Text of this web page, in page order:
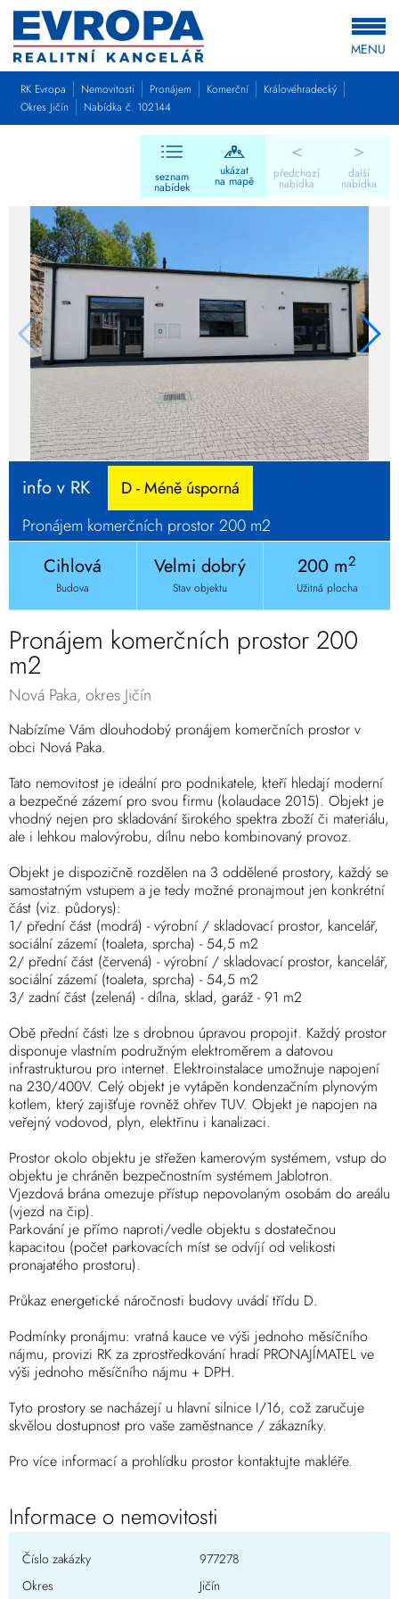
MENU
RK Evropa Nemovitosti Pronájem Komerční
Královéhradecký
Okres Jičín
Nabídka č. 102144
<
předchozí
nabídka
seznam
nabídek
ukázat
na mapě
>
další
nabídka
info v RK
D - Méně úsporná
Pronájem komerčních prostor 200 m2
Cihlová
Budova
Velmi dobrý
Stav objektu
200 m2
Užitná plocha
Pronájem komerčních prostor 200
m2
Nová Paka, okres Jičín
Nabízíme Vám dlouhodobý pronájem komerčních prostor v
obci Nová Paka.
Tato nemovitost je ideální pro podnikatele, kteří hledají moderní
a bezpečné zázemí pro svou firmu (kolaudace 2015). Objekt je
vhodný nejen pro skladování širokého spektra zboží či materiálu,
ale i lehkou malovýrobu, dílnu nebo kombinovaný provoz.
Objekt je dispozičně rozdělen na 3 oddělené prostory, každý se
samostatným vstupem a je tedy možné pronajmout jen konkrétní
část (viz. půdorys):
1/ přední část (modrá) - výrobní / skladovací prostor, kancelář,
sociální zázemí (toaleta, sprcha) - 54,5 m2
2/ přední část (červená) - výrobní / skladovací prostor, kancelář,
sociální zázemí (toaleta, sprcha) - 54,5 m2
3/ zadní část (zelená) - dílna, sklad, garáž - 91 m2
Obě přední části lze s drobnou úpravou propojit. Každý prostor
disponuje vlastním podružným elektroměrem a datovou
infrastrukturou pro internet. Elektroinstalace umožnuje napojení
na 230/400V. Celý objekt je vytápěn kondenzačním plynovým
kotlem, který zajišťuje rovněž ohřev TUV. Objekt je napojen na
veřejný vodovod, plyn, elektřinu i kanalizaci.
Prostor okolo objektu je střežen kamerovým systémem, vstup do
objektu je chráněn bezpečnostním systémem Jablotron.
Vjezdová brána omezuje přístup nepovolaným osobám do areálu
(vjezd na čip).
Parkování je přímo naproti/vedle objektu s dostatečnou
kapacitou (počet parkovacích míst se odvíjí od velikosti
pronajatého prostoru).
Průkaz energetické náročnosti budovy uvádí třídu D.
Podmínky pronájmu: vratná kauce ve výši jednoho měsíčního
nájmu, provizi RK za zprostředkování hradí PRONAJÍMATEL ve
výši jednoho měsíčního nájmu + DPH.
Tyto prostory se nacházejí u hlavní silnice I/16, což zaručuje
skvělou dostupnost pro vaše zaměstnance / zákazníky.
Pro více informací a prohlídku prostor kontaktujte makléře.
Informace o nemovitosti
Číslo zakázky
977278
Okres
Jičín